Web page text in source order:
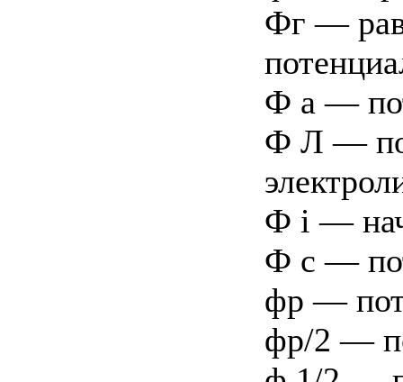
Фг —
Ф а —
Ф Л —
Ф i —
Ф с —
фр —
фр/2 —